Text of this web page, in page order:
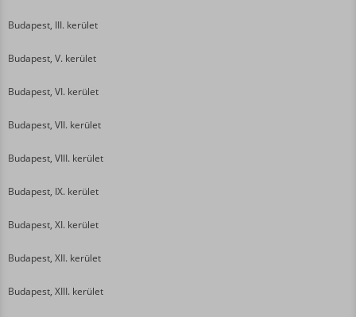
Budapest, III. kerület
Budapest, V. kerület
Budapest, VI. kerület
Budapest, VII. kerület
Budapest, VIII. kerület
Budapest, IX. kerület
Budapest, XI. kerület
Budapest, XII. kerület
Budapest, XIII. kerület